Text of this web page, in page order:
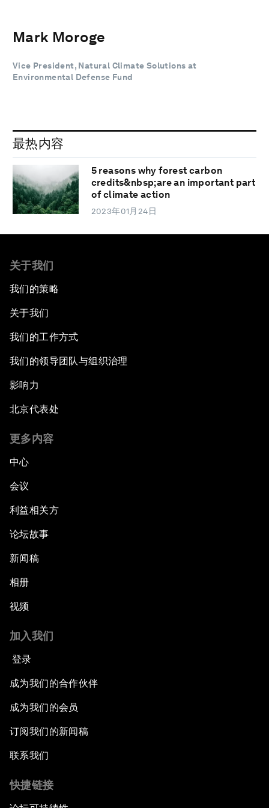
Mark Moroge
Vice President, Natural Climate Solutions at
Environmental Defense Fund
最热内容
5 reasons why forest carbon
credits&nbsp;are an important part
of climate action
2023年01月24日
关于我们
我们的策略
关于我们
我们的工作方式
我们的领导团队与组织治理
影响力
北京代表处
更多内容
中心
会议
利益相关方
论坛故事
新闻稿
相册
视频
加入我们
登录
成为我们的合作伙伴
成为我们的会员
订阅我们的新闻稿
联系我们
快捷链接